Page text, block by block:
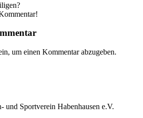
um einen Kommentar abzugeben.
und Sportverein Habenhausen e.V.